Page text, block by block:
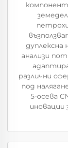
анализи
различни
под
5-осева
иновации